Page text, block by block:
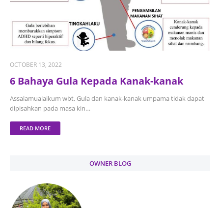
OCTOBER 13, 2022
6 Bahaya Gula Kepada Kanak-kanak
Assalamualaikum wbt, Gula dan kanak-kanak umpama tidak dapat
dipisahkan pada masa kin…
READ MORE
OWNER BLOG